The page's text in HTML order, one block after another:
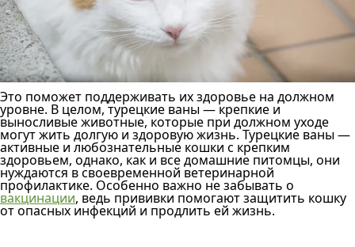
Это поможет поддерживать их здоровье на должном
уровне. В целом, турецкие ваны — крепкие и
выносливые животные, которые при должном уходе
могут жить долгую и здоровую жизнь. Турецкие ваны —
активные и любознательные кошки с крепким
здоровьем, однако, как и все домашние питомцы, они
нуждаются в своевременной ветеринарной
профилактике. Особенно важно не забывать о
вакцинации, ведь прививки помогают защитить кошку
от опасных инфекций и продлить ей жизнь.